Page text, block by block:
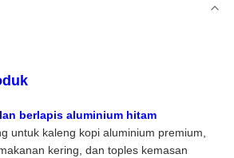
berlapis aluminium hitam
untuk kaleng kopi aluminium premium,
kering, dan toples kemasan